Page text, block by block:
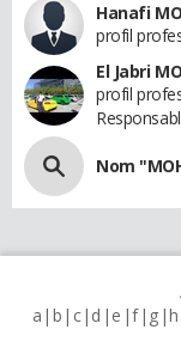
Hanafi
profil
El Jabri
profil
Nom
a b c d e f g h